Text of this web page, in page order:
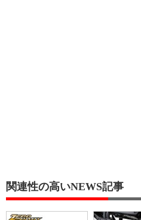
関連性の高いNEWS記事